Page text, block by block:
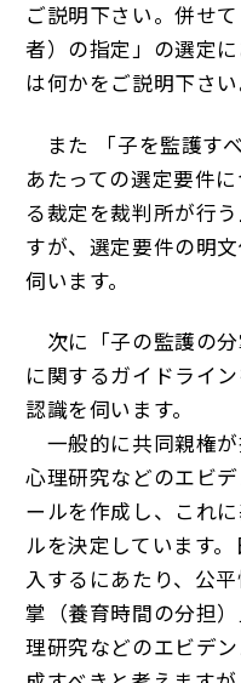
ご説明下さい。併せ
者）の指定」の選定
は何かをご説明下さい
また 「子を監護す
あたっての選定要件
る裁定を裁判所が行
すが、選定要件の明
伺います。
次に「子の監護の
に関するガイドライ
認識を伺います。
一般的に共同親権が
心理研究などのエビ
ールを作成し、これ
ルを決定しています
入するにあたり、公
掌（養育時間の分担
理研究などのエビデ